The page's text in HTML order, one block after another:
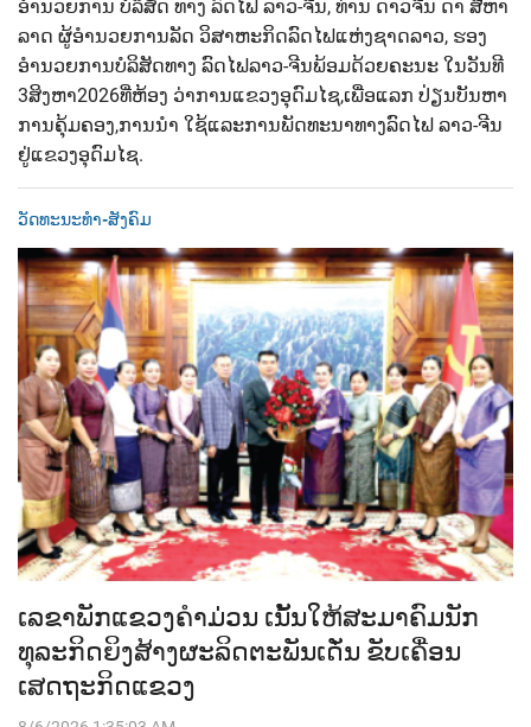
ອຳນວຍການ​ ບໍລິສັດ​ ທາງ ລົດໄຟ​ ລາວ-ຈີນ,​ ທ່ານ​ ດາວຈີນ ດາ​ ສີຫາ
ລາດ​ ຜູ້ອຳນວຍການລັດ ວິສາຫະກິດລົດໄຟແຫ່ງຊາດລາວ,​ ຮອງ
ອຳນວຍການບໍລິສັດທາງ ລົດໄຟ​ລາວ-ຈີນ​ພ້ອມດ້ວຍຄະນະ​ ໃນວັນທີ​
3​ສິງຫາ​2026​ທີ່ຫ້ອງ ວ່າການ​ແຂວງອຸດົມໄຊ,​ເພື່ອແລກ​ ປ່ຽນບັນຫາ
ການຄຸ້ມຄອງ,​ການນຳ ໃຊ້​ແລະ​ການພັດທະນາທາງລົດໄຟ​ ລາວ-ຈີນ​
ຢູ່​ແຂວງອຸດົມໄຊ.
ວັດທະນະທຳ-ສັງຄົມ
ເລຂາພັກແຂວງຄຳມ່ວນ ເນັ້ນໃຫ້ສະມາຄົມນັກ
ທຸລະກິດຍິງສ້າງຜະລິດຕະພັນເດັ່ນ ຂັບເຄື່ອນ
ເສດຖະກິດແຂວງ